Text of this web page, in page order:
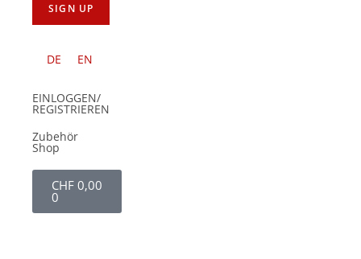
DE EN
EINLOGGEN/
REGISTRIEREN
Zubehör
Shop
CHF 0,00
0